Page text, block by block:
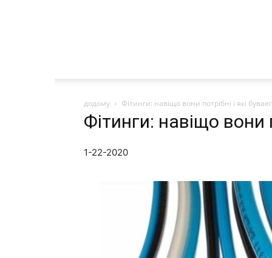
додому Фітинги: навіщо вони потрібні і які
Фітинги: навіщо вони
1-22-2020